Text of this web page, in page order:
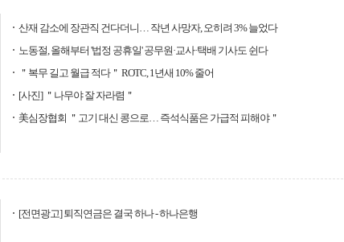
산재 감소에 장관직 건다더니… 작년 사망자, 오히려 3% 늘었다
노동절, 올해부터 '법정 공휴일' 공무원·교사·택배 기사도 쉰다
＂복무 길고 월급 적다＂ ROTC, 1년새 10% 줄어
[사진] ＂나무야 잘 자라렴＂
美심장협회 ＂고기 대신 콩으로… 즉석식품은 가급적 피해야＂
[전면광고] 퇴직연금은 결국 하나 - 하나은행